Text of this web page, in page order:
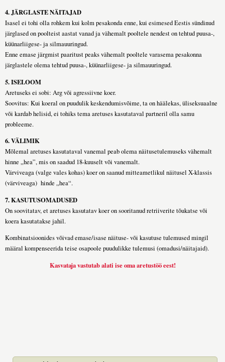
4. JÄRGLASTE NÄITAJAD
Isasel ei tohi olla rohkem kui kolm pesakonda enne, kui esimesed Eestis sündinud
järglased on poolteist aastat vanad ja vähemalt pooltele nendest on tehtud puusa-,
küünarliigese- ja silmauuringud.
Enne emase järgmist paaritust peaks vähemalt pooltele varasema pesakonna
järglastele olema tehtud puusa-, küünarliigese- ja silmauuringud.
5. ISELOOM
Aretuseks ei sobi: Arg või agressiivne koer.
Soovitus: Kui koeral on puudulik keskendumisvõime, ta on häälekas, üliseksuaalne
või kardab helisid, ei tohiks tema aretuses kasutataval partneril olla samu
probleeme.
6. VÄLIMIK
Mõlemal aretuses kasutataval vanemal peab olema näitusetulemuseks vähemalt
hinne „hea”, mis on saadud 18-kuuselt või vanemalt.
Värviveaga (valge vales kohas) koer on saanud mitteametlikul näitusel X-klassis
(värviveaga) hinde „hea“.
7. KASUTUSOMADUSED
On soovitatav, et aretuses kasutatav koer on sooritanud retriiverite tõukatse või
koera kasutatakse jahil.
Kombinatsioonides võivad emase/isase näituse- või kasutuse tulemused mingil
määral kompenseerida teise osapoole puudulikke tulemusi (omadusi/näitajaid).
Kasvataja vastutab alati ise oma aretustöö eest!